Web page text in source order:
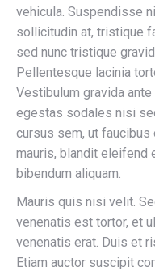
vehicula. Suspendisse
sollicitudin at, tristique
sed nunc tristique
Pellentesque lacinia
Vestibulum gravida
egestas sodales nisi
cursus sem, ut faucibus
mauris, blandit eleifend
bibendum aliquam.
Mauris quis nisi velit.
venenatis est tortor, et
venenatis erat. Duis et
Etiam auctor suscipit